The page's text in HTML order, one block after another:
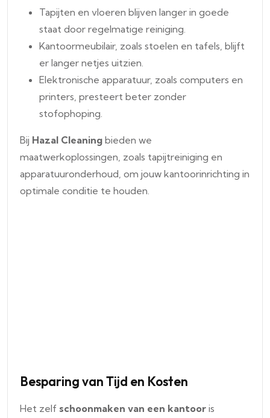
Tapijten en vloeren blijven langer in goede
staat door regelmatige reiniging.
Kantoormeubilair, zoals stoelen en tafels, blijft
er langer netjes uitzien.
Elektronische apparatuur, zoals computers en
printers, presteert beter zonder
stofophoping.
Bij Hazal Cleaning bieden we
maatwerkoplossingen, zoals tapijtreiniging en
apparatuuronderhoud, om jouw kantoorinrichting in
optimale conditie te houden.
Besparing van Tijd en Kosten
Het zelf schoonmaken van een kantoor is